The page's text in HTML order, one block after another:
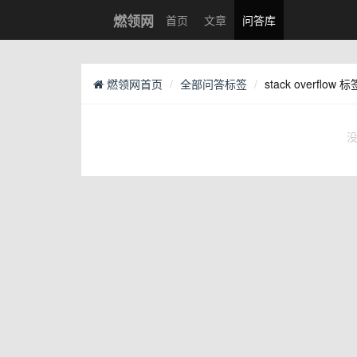
燃领网 首页 文章 问答库
燃领网首页 全部问答标签 stack overflow 标